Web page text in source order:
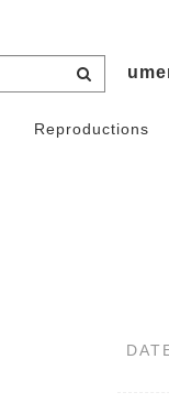
Reproductions